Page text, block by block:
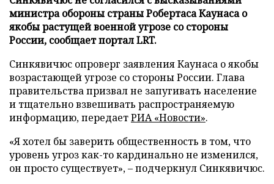
министра обороны страны Робертаса Каунаса о
якобы растущей военной угрозе со стороны
России, сообщает портал LRT.
Синкявичюс опроверг заявления Каунаса о якобы
возрастающей угрозе со стороны России. Глава
правительства призвал не запугивать население
и тщательно взвешивать распространяемую
информацию, передаетРИА «Новости».
«Я хотел бы заверить общественность в том, что
уровень угроз как-то кардинально не изменился,
он просто существует», – подчеркнул Синкявичюс.